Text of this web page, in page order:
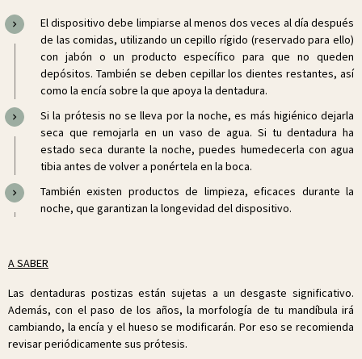
El dispositivo debe limpiarse al menos dos veces al día después
de las comidas, utilizando un cepillo rígido (reservado para ello)
con jabón o un producto específico para que no queden
depósitos. También se deben cepillar los dientes restantes, así
como la encía sobre la que apoya la dentadura.
Si la prótesis no se lleva por la noche, es más higiénico dejarla
seca que remojarla en un vaso de agua. Si tu dentadura ha
estado seca durante la noche, puedes humedecerla con agua
tibia antes de volver a ponértela en la boca.
También existen productos de limpieza, eficaces durante la
noche, que garantizan la longevidad del dispositivo.
A SABER
Las dentaduras postizas están sujetas a un desgaste significativo.
Además, con el paso de los años, la morfología de tu mandíbula irá
cambiando, la encía y el hueso se modificarán. Por eso se recomienda
revisar periódicamente sus prótesis.